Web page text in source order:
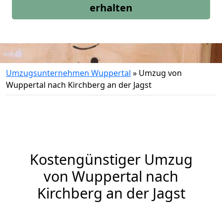
erhalten
Umzugsunternehmen Wuppertal » Umzug von
Wuppertal nach Kirchberg an der Jagst
Kostengünstiger Umzug
von Wuppertal nach
Kirchberg an der Jagst